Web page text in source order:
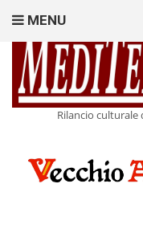
Rilancio culturale
MENU